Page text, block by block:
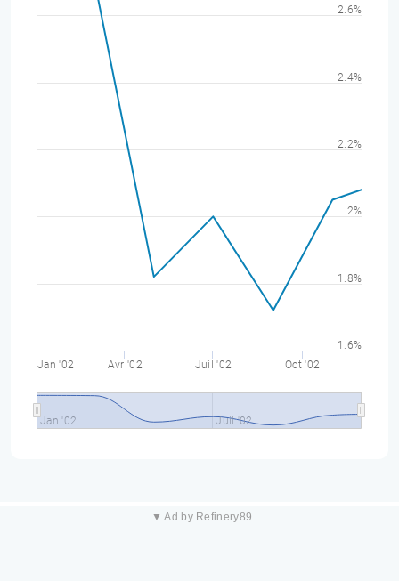
Jan '02 Avr '02 Juil '02 Oct '02
Jan '02 Juil '02
1.6%
1.8%
2%
2.2%
2.4%
2.6%
▼ Ad by Refinery89